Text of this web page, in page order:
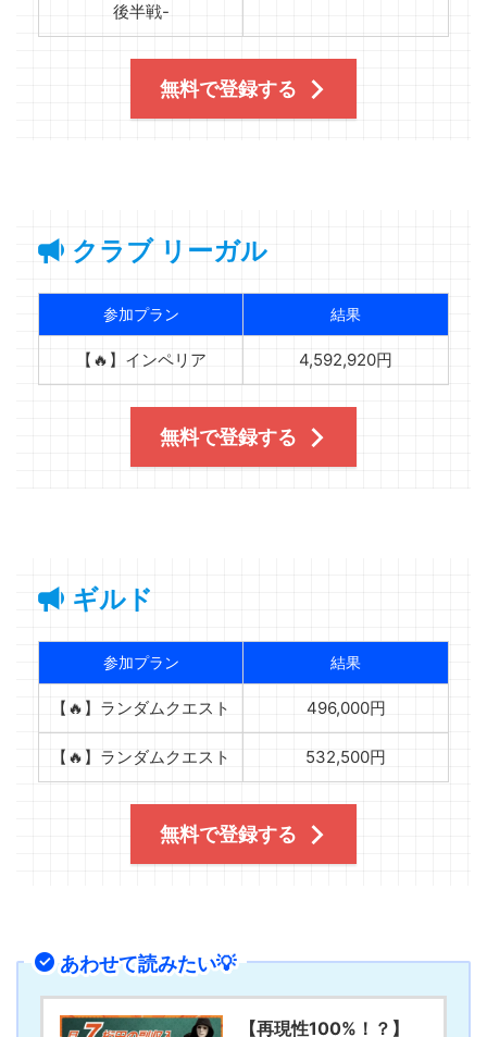
後半戦-
無料で登録する
クラブ リーガル
参加プラン 結果
【🔥】インペリア 4,592,920円
無料で登録する
ギルド
参加プラン 結果
【🔥】ランダムクエスト 496,000円
【🔥】ランダムクエスト 532,500円
無料で登録する
あわせて読みたい💡
【再現性100%！？】